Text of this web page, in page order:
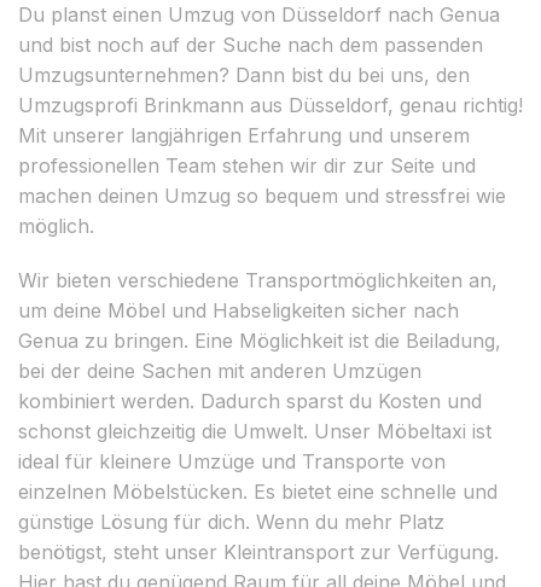
Du planst einen Umzug von Düsseldorf nach Genua
und bist noch auf der Suche nach dem passenden
Umzugsunternehmen? Dann bist du bei uns, den
Umzugsprofi Brinkmann aus Düsseldorf, genau richtig!
Mit unserer langjährigen Erfahrung und unserem
professionellen Team stehen wir dir zur Seite und
machen deinen Umzug so bequem und stressfrei wie
möglich.
Wir bieten verschiedene Transportmöglichkeiten an,
um deine Möbel und Habseligkeiten sicher nach
Genua zu bringen. Eine Möglichkeit ist die Beiladung,
bei der deine Sachen mit anderen Umzügen
kombiniert werden. Dadurch sparst du Kosten und
schonst gleichzeitig die Umwelt. Unser Möbeltaxi ist
ideal für kleinere Umzüge und Transporte von
einzelnen Möbelstücken. Es bietet eine schnelle und
günstige Lösung für dich. Wenn du mehr Platz
benötigst, steht unser Kleintransport zur Verfügung.
Hier hast du genügend Raum für all deine Möbel und